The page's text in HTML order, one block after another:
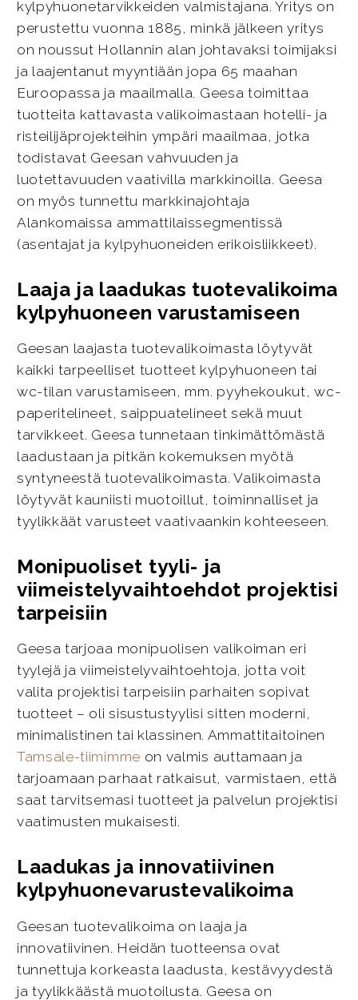
kylpyhuonetarvikkeiden valmistajana. Yritys on
perustettu vuonna 1885, minkä jälkeen yritys
on noussut Hollannin alan johtavaksi toimijaksi
ja laajentanut myyntiään jopa 65 maahan
Euroopassa ja maailmalla. Geesa toimittaa
tuotteita kattavasta valikoimastaan hotelli- ja
risteilijäprojekteihin ympäri maailmaa, jotka
todistavat Geesan vahvuuden ja
luotettavuuden vaativilla markkinoilla. Geesa
on myös tunnettu markkinajohtaja
Alankomaissa ammattilaissegmentissä
(asentajat ja kylpyhuoneiden erikoisliikkeet).
Laaja ja laadukas tuotevalikoima
kylpyhuoneen varustamiseen
Geesan laajasta tuotevalikoimasta löytyvät
kaikki tarpeelliset tuotteet kylpyhuoneen tai
wc-tilan varustamiseen, mm. pyyhekoukut, wc-
paperitelineet, saippuatelineet sekä muut
tarvikkeet. Geesa tunnetaan tinkimättömästä
laadustaan ja pitkän kokemuksen myötä
syntyneestä tuotevalikoimasta. Valikoimasta
löytyvät kauniisti muotoillut, toiminnalliset ja
tyylikkäät varusteet vaativaankin kohteeseen.
Monipuoliset tyyli- ja
viimeistelyvaihtoehdot projektisi
tarpeisiin
Geesa tarjoaa monipuolisen valikoiman eri
tyylejä ja viimeistelyvaihtoehtoja, jotta voit
valita projektisi tarpeisiin parhaiten sopivat
tuotteet – oli sisustustyylisi sitten moderni,
minimalistinen tai klassinen. Ammattitaitoinen
Tamsale-tiimimme on valmis auttamaan ja
tarjoamaan parhaat ratkaisut, varmistaen, että
saat tarvitsemasi tuotteet ja palvelun projektisi
vaatimusten mukaisesti.
Laadukas ja innovatiivinen
kylpyhuonevarustevalikoima
Geesan tuotevalikoima on laaja ja
innovatiivinen. Heidän tuotteensa ovat
tunnettuja korkeasta laadusta, kestävyydestä
ja tyylikkäästä muotoilusta. Geesa on